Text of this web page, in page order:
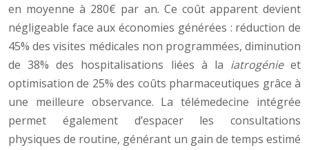
en moyenne à 280€ par an. Ce coût apparent devient
négligeable face aux économies générées : réduction de
45% des visites médicales non programmées, diminution
de 38% des hospitalisations liées à la iatrogénieet
optimisation de 25% des coûts pharmaceutiques grâce à
une meilleure observance. La télémedecine intégrée
permet également d’espacer les consultations
physiques de routine, générant un gain de temps estimé